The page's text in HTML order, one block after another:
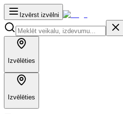
Izvērst izvēlni
Izvēlēties
Izvēlēties